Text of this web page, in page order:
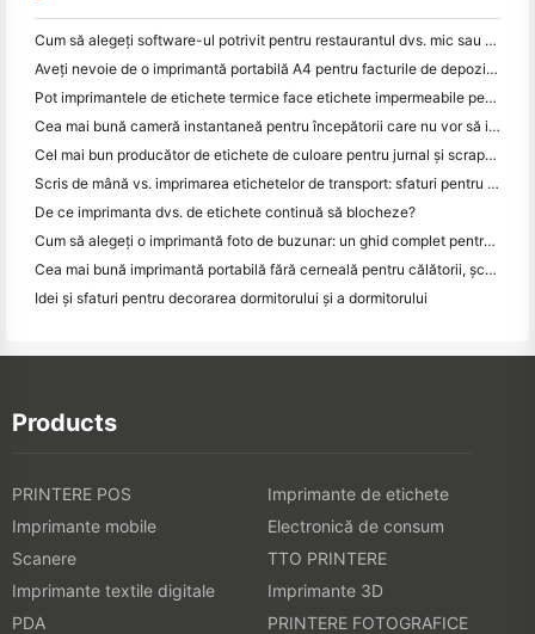
Cum să alegeți software-ul potrivit pentru restaurantul dvs. mic sau mediu
Aveți nevoie de o imprimantă portabilă A4 pentru facturile de depozit? Ce funcționează de fapt
Pot imprimantele de etichete termice face etichete impermeabile pentru produsele de afaceri mici?
Cea mai bună cameră instantaneă pentru începătorii care nu vor să irosească hârtia
Cel mai bun producător de etichete de culoare pentru jurnal și scrapbooking: adăugați mai multe culori la fiecare pagină
Scris de mână vs. imprimarea etichetelor de transport: sfaturi pentru întreprinderile mici în 2026
De ce imprimanta dvs. de etichete continuă să blocheze?
Cum să alegeți o imprimantă foto de buzunar: un ghid complet pentru utilizatorii de jurnal, călătorii și iPhone
Cea mai bună imprimantă portabilă fără cerneală pentru călătorii, școală și lucru mobil: Hanin MT620 Pro Review
Idei și sfaturi pentru decorarea dormitorului și a dormitorului
Products
PRINTERE POS
Imprimante de etichete
Imprimante mobile
Electronică de consum
Scanere
TTO PRINTERE
Imprimante textile digitale
Imprimante 3D
PDA
PRINTERE FOTOGRAFICE